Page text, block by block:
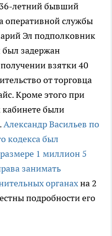
летний бывший
оперативной службы
Эл подполковник
был задержан
взятки 40
от торговца
Кроме этого при
кабинете были
Александр Васильев по
кодекса был
1 миллион 5
занимать
органахна 2
подробности его